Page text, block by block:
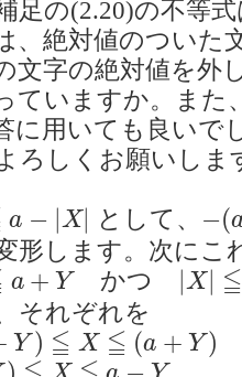
足の(2.20)の不等
、絶対値のついた
文字の絶対値を外
ていますか。また
に用いても良いで
ろしくお願いしま
a − |X| として、 −(
(a
形します。次にこ
a + Y
Y かつ |X| ≦
|X|≦a
それぞれを
Y ) ≦ X ≦ (a + Y )
)≦X≦( a+Y)
X≦a −Y